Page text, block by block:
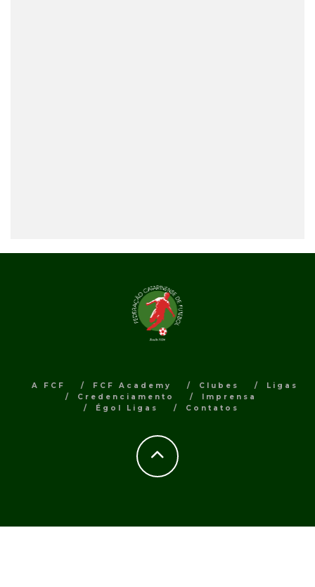
A FCF FCF Academy Clubes
Ligas
Credenciamento
Imprensa
Égol Ligas
Contatos